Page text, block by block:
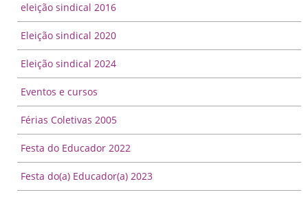
eleição sindical 2016
Eleição sindical 2020
Eleição sindical 2024
Eventos e cursos
Férias Coletivas 2005
Festa do Educador 2022
Festa do(a) Educador(a) 2023